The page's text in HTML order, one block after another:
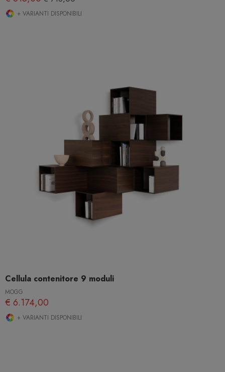
+ VARIANTI DISPONIBILI
Cellula contenitore 9 moduli
MOGG
€ 6.174,00
+ VARIANTI DISPONIBILI